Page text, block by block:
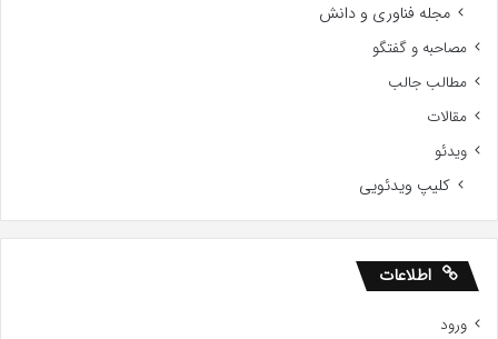
مجله فناوری و دانش
مصاحبه و گفتگو
مطالب جالب
مقالات
ویدئو
کلیپ ویدئویی
اطلاعات
ورود